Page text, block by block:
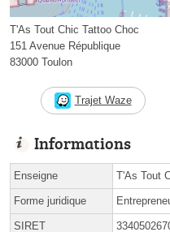
T'As Tout Chic Tattoo Choc
151 Avenue République
83000 Toulon
Trajet Waze
Informations
Enseigne T'As Tout
Forme juridique
SIRET